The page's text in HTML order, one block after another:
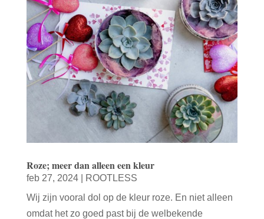
Roze; meer dan alleen een kleur
feb 27, 2024|
ROOTLESS
Wij zijn vooral dol op de kleur roze. En niet alleen
omdat het zo goed past bij de welbekende